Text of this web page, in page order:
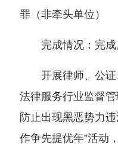
罪（非牵头单位）
完成情况：完成
开展律师、公证
法律服务行业监督
防止出现黑恶势力
作争先提优年”活动